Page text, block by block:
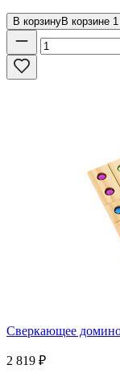
В корзинуВ корзине 1
Сверкающее
2 819 ₽